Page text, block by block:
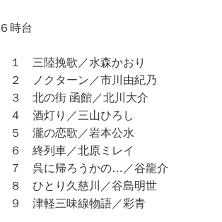
６時台
１ 三陸挽歌／水森かおり
２ ノクターン／市川由紀乃
３ 北の街 函館／北川大介
４ 酒灯り／三山ひろし
５ 瀧の恋歌／岩本公水
６ 終列車／北原ミレイ
７ 呉に帰ろうかの…／谷龍介
８ ひとり久慈川／谷島明世
９ 津軽三味線物語／彩青